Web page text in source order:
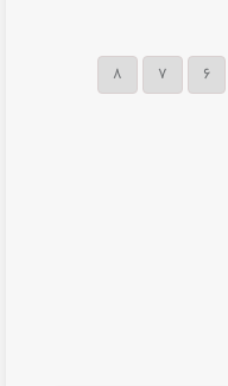
6
7
8